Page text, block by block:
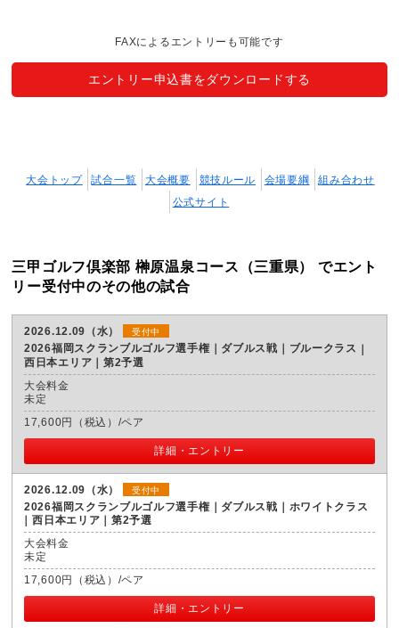
FAXによるエントリーも可能です
エントリー申込書をダウンロードする
大会トップ 試合一覧 大会概要 競技ルール 会場要綱
組み合わせ
公式サイト
三甲ゴルフ倶楽部 榊原温泉コース（三重県） でエント
リー受付中のその他の試合
2026.12.09（水） 受付中
2026福岡スクランブルゴルフ選手権｜ダブルス戦｜ブルークラス
西日本エリア｜第2予選
大会料金
未定
17,600円（税込）/ペア
詳細・エントリー
2026.12.09（水） 受付中
2026福岡スクランブルゴルフ選手権｜ダブルス戦｜ホワイトクラス
西日本エリア｜第2予選
大会料金
未定
17,600円（税込）/ペア
詳細・エントリー